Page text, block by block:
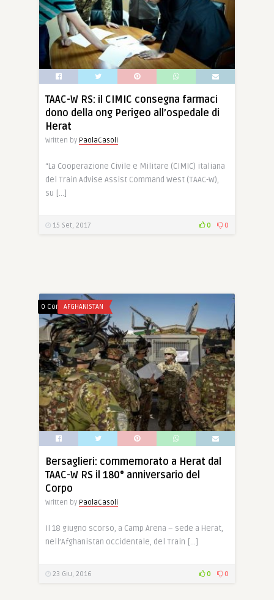
TAAC-W RS: il CIMIC consegna farmaci
dono della ong Perigeo all’ospedale di
Herat
Written by PaolaCasoli
“La Cooperazione Civile e Militare (CIMIC) italiana
del Train Advise Assist Command West (TAAC-W),
su […]
15 Set, 2017 0 0
0 CommentsAFGHANISTAN
Bersaglieri: commemorato a Herat dal
TAAC-W RS il 180° anniversario del
Corpo
Written by PaolaCasoli
Il 18 giugno scorso, a Camp Arena – sede a Herat,
nell’Afghanistan occidentale, del Train […]
23 Giu, 2016 0 0